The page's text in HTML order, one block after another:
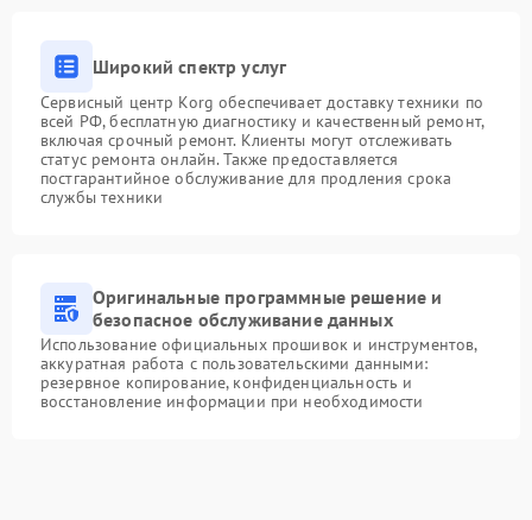
Широкий спектр услуг
Сервисный центр Korg обеспечивает доставку техники по
всей РФ, бесплатную диагностику и качественный ремонт,
включая срочный ремонт. Клиенты могут отслеживать
статус ремонта онлайн. Также предоставляется
постгарантийное обслуживание для продления срока
службы техники
Оригинальные программные решение и
безопасное обслуживание данных
Использование официальных прошивок и инструментов,
аккуратная работа с пользовательскими данными:
резервное копирование, конфиденциальность и
восстановление информации при необходимости